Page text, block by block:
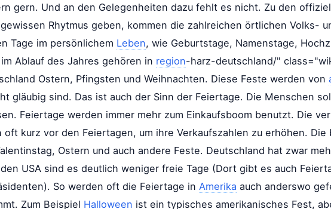
gern. Und an den Gelegenheiten dazu fehlt es nicht. Zu den
Rhytmus geben, kommen die zahlreichen örtlichen Volks-
Tage im persönlichem Leben, wie Geburtstage, Namenstage,
Ablauf des Jahres gehören in region-harz-deutschland/"
Ostern, Pfingsten und Weihnachten. Diese Feste werden von
gläubig sind. Das ist auch der Sinn der Feiertage. Die Menschen
Feiertage werden immer mehr zum Einkaufsboom benutzt. Die
oft kurz vor den Feiertagen, um ihre Verkaufszahlen zu erhöhen.
Ostern und auch andere Feste. Deutschland hat zwar
USA sind es deutlich weniger freie Tage (Dort gibt es auch
So werden oft die Feiertage in Amerika auch anderswo
Zum Beispiel Halloween ist ein typisches amerikanisches Fest,